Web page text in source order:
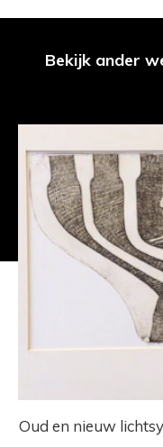
Bekijk ander
Oud en nieuw